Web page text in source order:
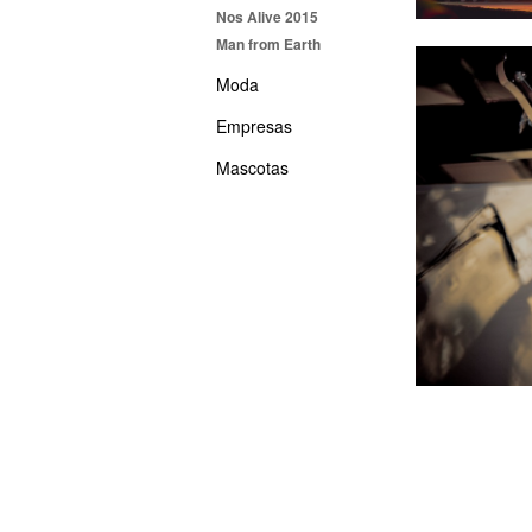
Nos Alive 2015
Man from Earth
Moda
Empresas
Mascotas